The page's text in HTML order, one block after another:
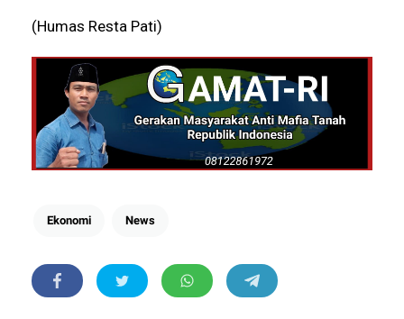
(Humas Resta Pati)
Ekonomi News